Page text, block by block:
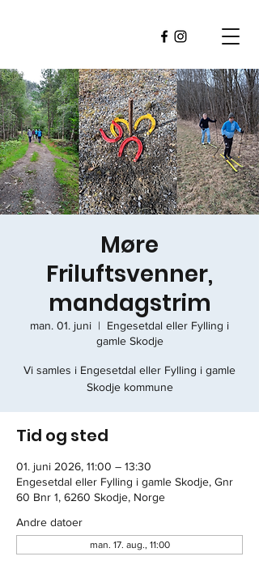
Møre
Friluftsvenner,
mandagstrim
man. 01. juni
  |
Engesetdal eller Fylling i
gamle Skodje
Vi samles i Engesetdal eller Fylling i gamle
Skodje kommune
Tid og sted
01. juni 2026, 11:00 – 13:30
Engesetdal eller Fylling i gamle Skodje, Gnr
60 Bnr 1, 6260 Skodje, Norge
Andre datoer
man. 17. aug., 11:00